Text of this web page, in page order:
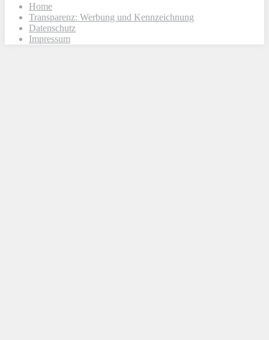
Home
Transparenz: Werbung und Kennzeichnung
Datenschutz
Impressum